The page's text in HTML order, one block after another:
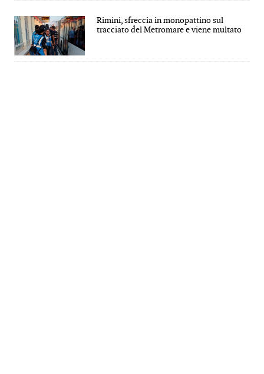
Rimini, sfreccia in monopattino sul
tracciato del Metromare e viene multato